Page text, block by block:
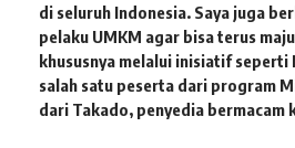
di seluruh Indonesia. Saya juga
pelaku UMKM agar bisa terus
khususnya melalui inisiatif seperti
salah satu peserta dari program
dari Takado, penyedia bermacam